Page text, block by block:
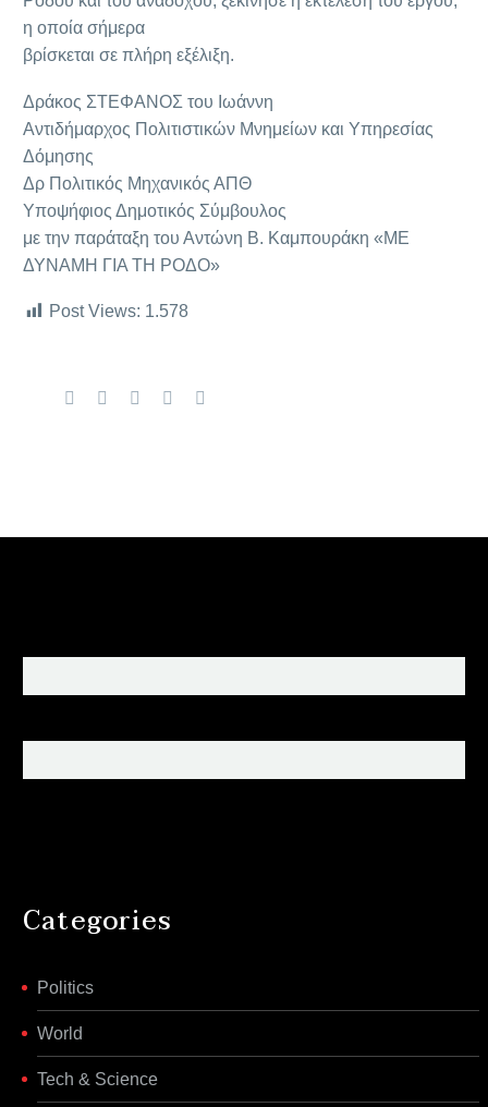
η οποία σήμερα
βρίσκεται σε πλήρη εξέλιξη.
Δράκος ΣΤΕΦΑΝΟΣ του Ιωάννη
Αντιδήμαρχος Πολιτιστικών Μνημείων και Υπηρεσίας
Δόμησης
Δρ Πολιτικός Μηχανικός ΑΠΘ
Υποψήφιος Δημοτικός Σύμβουλος
με την παράταξη του Αντώνη Β. Καμπουράκη «ΜΕ
ΔΥΝΑΜΗ ΓΙΑ ΤΗ ΡΟΔΟ»
Post Views: 1.578
Categories
Politics
World
Tech & Science